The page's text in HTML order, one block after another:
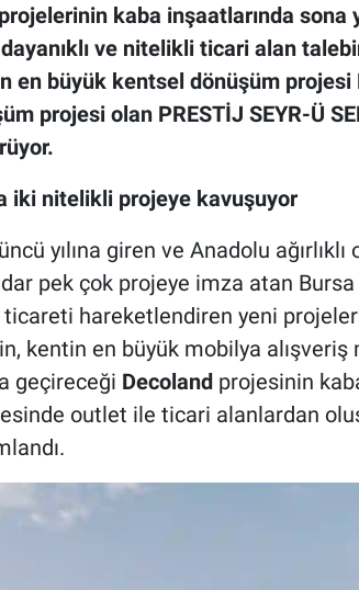
kaba inşaatlarında sona
ve nitelikli ticari alan
en büyük kentsel dönüşüm projesi
projesi olan PRESTİJ SEYR-Ü
iki nitelikli projeye kavuşuyor
yılına giren ve Anadolu
pek çok projeye imza atan
ticareti hareketlendiren yeni
kentin en büyük mobilya alışveriş
geçireceği Decoland projesinin
outlet ile ticari alanlardan